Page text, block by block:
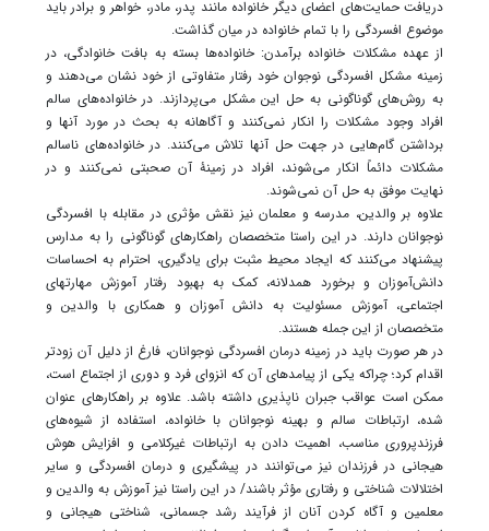
دریافت حمایت‌های اعضای دیگر خانواده مانند پدر، مادر، خواهر و برادر باید
موضوع افسردگی را با تمام خانواده در میان گذاشت.
از عهده مشکلات خانواده برآمدن: خانواده‌ها بسته به بافت خانوادگی، در
زمینه مشکل افسردگی نوجوان خود رفتار متفاوتی از خود نشان می‌دهند و
به روش‌های گوناگونی به حل این مشکل می‌پردازند. در خانواده‌های سالم
افراد وجود مشکلات را انکار نمی‌کنند و آگاهانه به بحث در مورد آنها و
برداشتن گام‌هایی در جهت حل آنها تلاش می‌کنند. در خانواده‌های ناسالم
مشکلات دائماً انکار می‌شوند، افراد در زمینۀ آن صحبتی نمی‌کنند و در
نهایت موفق به حل آن نمی‌شوند.
علاوه بر والدین، مدرسه و معلمان نیز نقش مؤثری در مقابله با افسردگی
نوجوانان دارند. در این راستا متخصصان راهکارهای گوناگونی را به مدارس
پیشنهاد می‌کنند که ایجاد محیط مثبت برای یادگیری، احترام به احساسات
دانش‌آموزان و برخورد همدلانه، کمک به بهبود رفتار آموزش مهارتهای
اجتماعی، آموزش مسئولیت به دانش آموزان و همکاری با والدین و
متخصصان از این جمله هستند.
در هر صورت باید در زمینه درمان افسردگی نوجوانان، فارغ از دلیل آن زودتر
اقدام کرد؛ چراکه یکی از پیامدهای آن که انزوای فرد و دوری از اجتماع است،
ممکن است عواقب جبران ناپذیری داشته باشد. علاوه بر راهکارهای عنوان
شده، ارتباطات سالم و بهینه نوجوانان با خانواده، استفاده از شیوه‌های
فرزندپروری مناسب، اهمیت دادن به ارتباطات غیرکلامی و افزایش هوش
هیجانی در فرزندان نیز می‌توانند در پیشگیری و درمان افسردگی و سایر
اختلالات شناختی و رفتاری مؤثر باشند/ در این راستا نیز آموزش به والدین و
معلمین و آگاه کردن آنان از فرآیند رشد جسمانی، شناختی هیجانی و